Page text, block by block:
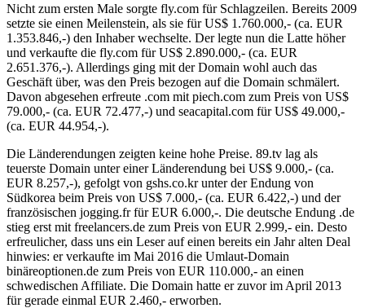
Nicht zum ersten Male sorgte fly.com für Schlagzeilen. Bereits 2009
setzte sie einen Meilenstein, als sie für US$ 1.760.000,- (ca. EUR
1.353.846,-) den Inhaber wechselte. Der legte nun die Latte höher
und verkaufte die fly.com für US$ 2.890.000,- (ca. EUR
2.651.376,-). Allerdings ging mit der Domain wohl auch das
Geschäft über, was den Preis bezogen auf die Domain schmälert.
Davon abgesehen erfreute .com mit piech.com zum Preis von US$
79.000,- (ca. EUR 72.477,-) und seacapital.com für US$ 49.000,-
(ca. EUR 44.954,-).
Die Länderendungen zeigten keine hohe Preise. 89.tv lag als
teuerste Domain unter einer Länderendung bei US$ 9.000,- (ca.
EUR 8.257,-), gefolgt von gshs.co.kr unter der Endung von
Südkorea beim Preis von US$ 7.000,- (ca. EUR 6.422,-) und der
französischen jogging.fr für EUR 6.000,-. Die deutsche Endung .de
stieg erst mit freelancers.de zum Preis von EUR 2.999,- ein. Desto
erfreulicher, dass uns ein Leser auf einen bereits ein Jahr alten Deal
hinwies: er verkaufte im Mai 2016 die Umlaut-Domain
binäreoptionen.de zum Preis von EUR 110.000,- an einen
schwedischen Affiliate. Die Domain hatte er zuvor im April 2013
für gerade einmal EUR 2.460,- erworben.